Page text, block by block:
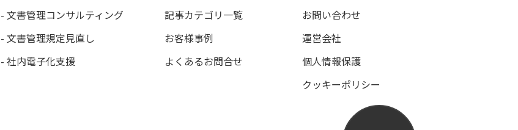
- 文書管理コンサルティング
- 文書管理規定見直し
- 社内電子化支援
記事カテゴリ一覧
お客様事例
よくあるお問合せ
お問い合わせ
運営会社
個人情報保護
クッキーポリシー